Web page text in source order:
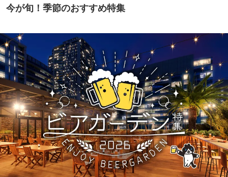
今が旬！季節のおすすめ特集